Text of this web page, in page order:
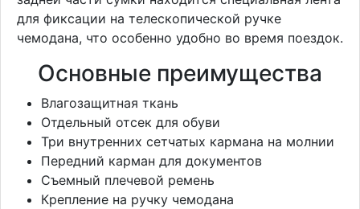
для фиксации на телескопической ручке
чемодана, что особенно удобно во время поездок.
Основные преимущества
Влагозащитная ткань
Отдельный отсек для обуви
Три внутренних сетчатых кармана на молнии
Передний карман для документов
Съемный плечевой ремень
Крепление на ручку чемодана